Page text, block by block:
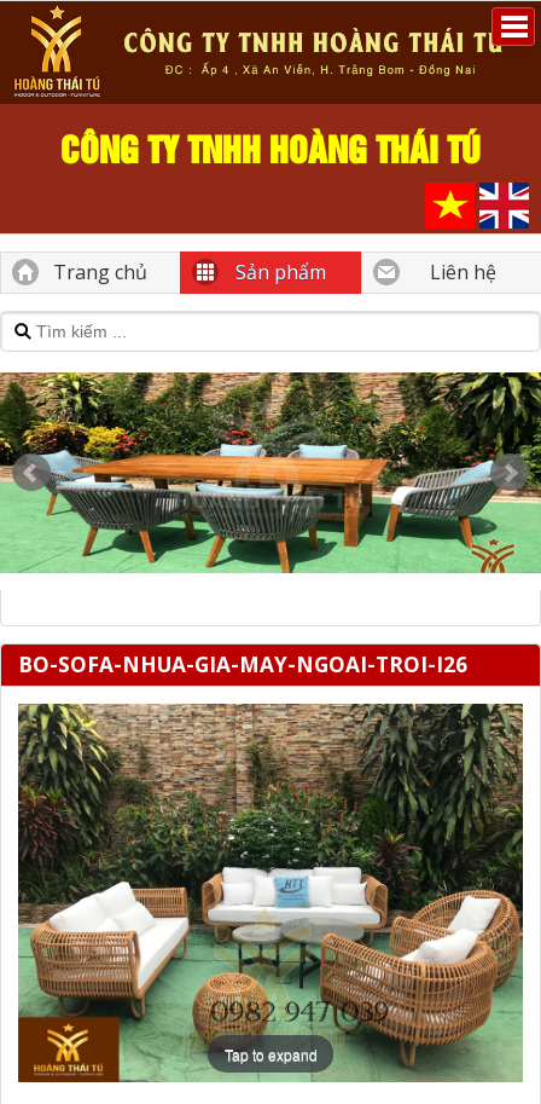
CÔNG TY TNHH HOÀNG THÁI TÚ
Trang chủ Sản phẩm Liên hệ
BO-SOFA-NHUA-GIA-MAY-NGOAI-TROI-I26
Tap to expand